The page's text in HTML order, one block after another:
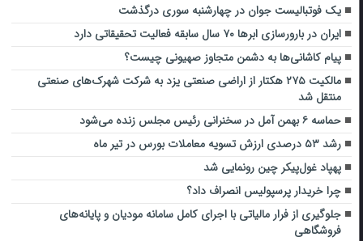
یک فوتبالیست جوان در چهارشنبه سوری درگذشت
ایران در بارورسازی ابرها ‌۷۰ سال سابقه فعالیت تحقیقاتی‌ دارد
پیام کاشانی‌ها به دشمن متجاوز صهیونی چیست؟
مالکیت ۲۷۵ هکتار از اراضی صنعتی یزد به شرکت شهرک‌های صنعتی
منتقل شد
حماسه ۶ بهمن آمل در سخنرانی رئیس مجلس زنده می‌شود
رشد ۵۳ درصدی ارزش تسویه معاملات بورس در تیر ماه
پهپاد غول‌پیکر چین رونمایی شد
چرا خریدار پرسپولیس انصراف داد؟
جلوگیری از فرار مالیاتی با اجرای کامل سامانه مودیان و پایانه‌های
فروشگاهی